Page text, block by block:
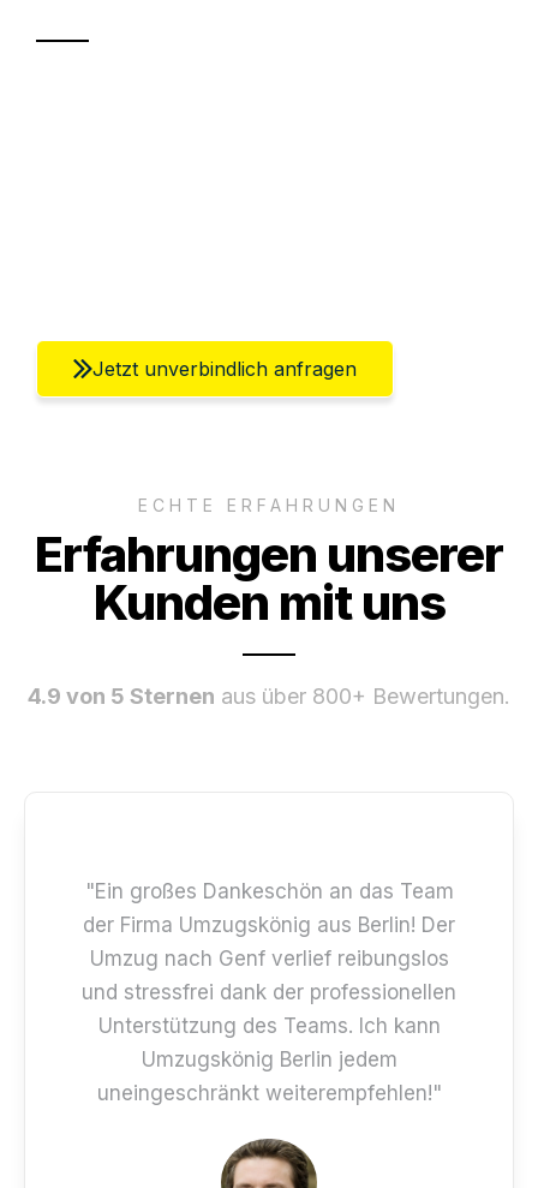
Jetzt unverbindlich anfragen
ECHTE ERFAHRUNGEN
Erfahrungen unserer
Kunden mit uns
4.9 von 5 Sternen aus über 800+ Bewertungen.
"Ein großes Dankeschön an das Team
der Firma Umzugskönig aus Berlin! Der
Umzug nach Genf verlief reibungslos
und stressfrei dank der professionellen
Unterstützung des Teams. Ich kann
Umzugskönig Berlin jedem
uneingeschränkt weiterempfehlen!"